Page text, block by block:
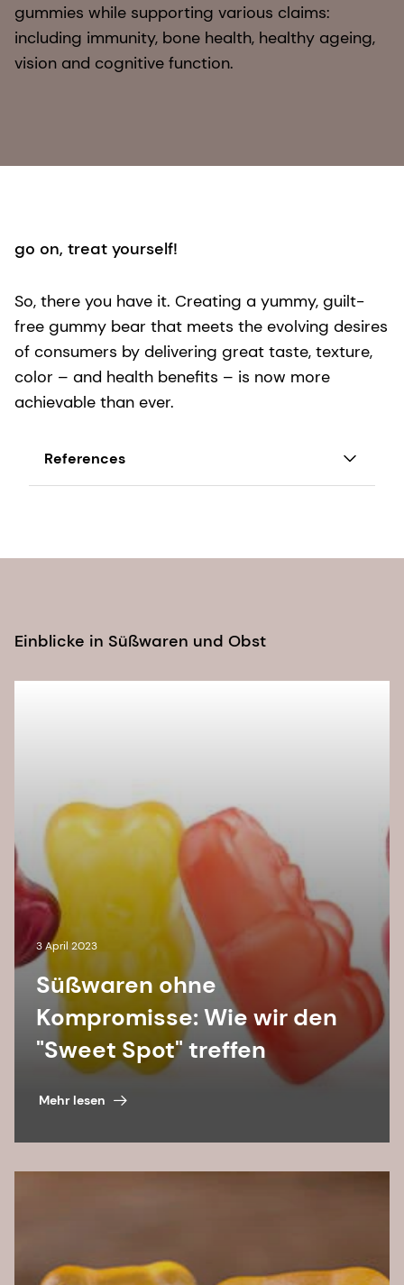
gummies while supporting various claims:
including immunity, bone health, healthy ageing,
vision and cognitive function.
go on, treat yourself!
So, there you have it. Creating a yummy, guilt-
free gummy bear that meets the evolving desires
of consumers by delivering great taste, texture,
color – and health benefits – is now more
achievable than ever.
References
Unveiling the Numbers: How Many Vegans Are In
analysis/gummy-market-report
Einblicke in Süßwaren und Obst
3 April 2023
Süßwaren ohne
Kompromisse: Wie wir den
"Sweet Spot" treffen
Mehr lesen